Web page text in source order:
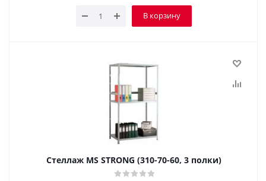
В корзину
Стеллаж MS STRONG (310-70-60, 3 полки)